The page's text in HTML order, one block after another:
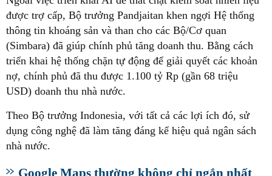
được trợ cấp, Bộ trưởng Pandjaitan khen ngợi Hệ thống
thông tin khoáng sản và than cho các Bộ/Cơ quan
(Simbara) đã giúp chính phủ tăng doanh thu. Bằng cách
triển khai hệ thống chặn tự động để giải quyết các khoản
nợ, chính phủ đã thu được 1.100 tỷ Rp (gần 68 triệu
USD) doanh thu nhà nước.
Theo Bộ trưởng Indonesia, với tất cả các lợi ích đó, sử
dụng công nghệ đã làm tăng đáng kể hiệu quả ngân sách
nhà nước.
Google Maps thường không chỉ ngắn nhất